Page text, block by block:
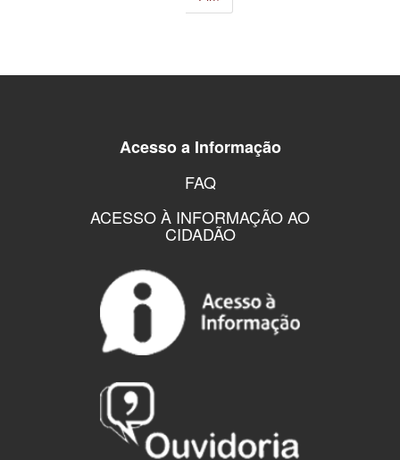
Acesso a Informação
FAQ
ACESSO À INFORMAÇÃO AO
CIDADÃO